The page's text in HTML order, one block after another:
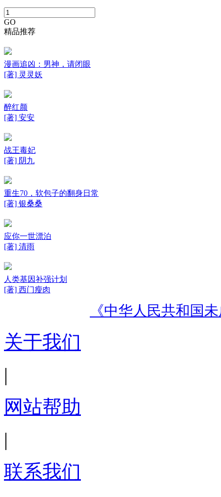
GO
精品推荐
漫画追凶：男神，请闭眼
[著] 灵灵妖
醉红颜
[著] 安安
战王毒妃
[著] 阴九
重生70，软包子的翻身日常
[著] 银桑桑
应你一世漂泊
[著] 清雨
人类基因补强计划
[著] 西门瘦肉
《中华人民共和国
关于我们
|
网站帮助
|
联系我们